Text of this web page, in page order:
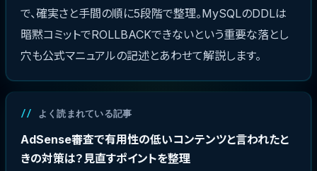
で、確実さと手間の順に5段階で整理。MySQLのDDLは
暗黙コミットでROLLBACKできないという重要な落とし
穴も公式マニュアルの記述とあわせて解説します。
よく読まれている記事
AdSense審査で有用性の低いコンテンツと言われたと
きの対策は？見直すポイントを整理